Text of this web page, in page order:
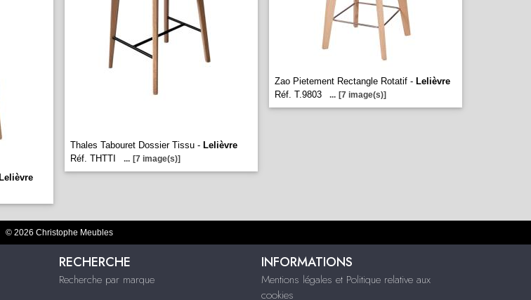
Lelièvre
Thales Tabouret Dossier Tissu - Lelièvre
Réf. THTTI
... [7 image(s)]
Zao Pietement Rectangle Rotatif - Lelièvre
Réf. T.9803
... [7 image(s)]
© 2026 Christophe Meubles
RECHERCHE
Recherche par marque
INFORMATIONS
Mentions légales et Politique relative aux
cookies